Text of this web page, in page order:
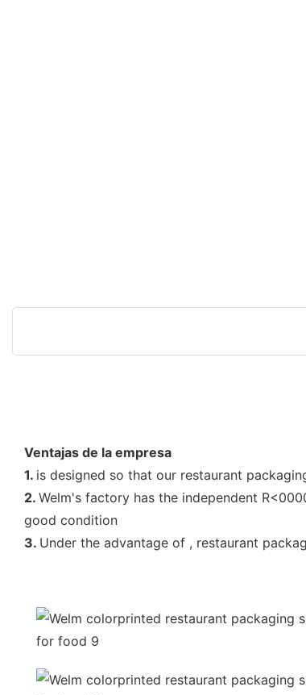
Ventajas de la empresa
1. is designed so that our restaurant
2. Welm's factory has the independent
good condition
3. Under the advantage of , restaurant